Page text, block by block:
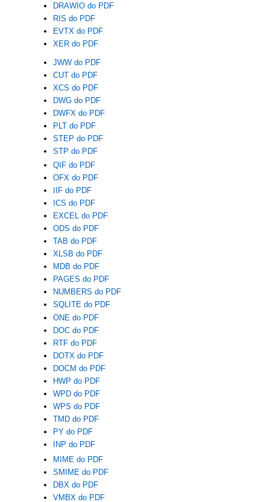
DRAWIO do PDF
RIS do PDF
EVTX do PDF
XER do PDF
JWW do PDF
CUT do PDF
XCS do PDF
DWG do PDF
DWFX do PDF
PLT do PDF
STEP do PDF
STP do PDF
QIF do PDF
OFX do PDF
IIF do PDF
ICS do PDF
EXCEL do PDF
ODS do PDF
TAB do PDF
XLSB do PDF
MDB do PDF
PAGES do PDF
NUMBERS do PDF
SQLITE do PDF
ONE do PDF
DOC do PDF
RTF do PDF
DOTX do PDF
DOCM do PDF
HWP do PDF
WPD do PDF
WPS do PDF
TMD do PDF
PY do PDF
INP do PDF
MIME do PDF
SMIME do PDF
DBX do PDF
VMBX do PDF